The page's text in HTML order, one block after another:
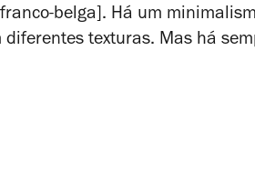
belga]. Há um
texturas. Mas há